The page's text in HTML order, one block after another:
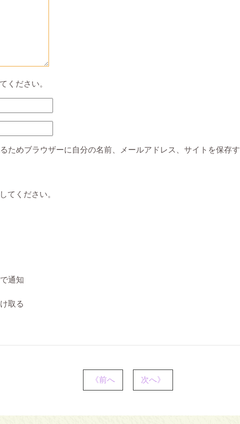
ください。
ためブラウザーに自分の名前、メールアドレス、サイトを保存
てください。
通知
取る
《前へ 次へ》